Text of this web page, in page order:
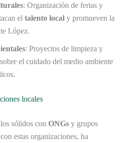
: Organización de ferias y
el talento local y promueven la
López.
: Proyectos de limpieza y
el cuidado del medio ambiente
locales
sólidos con ONGs y grupos
estas organizaciones, ha